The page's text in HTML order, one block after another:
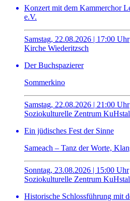
Konzert mit dem Kammerchor
e.V.
Samstag, 22.08.2026 | 17:00 Uhr
Kirche Wiederitzsch
Der Buchspazierer
Sommerkino
Samstag, 22.08.2026 | 21:00 Uhr
Soziokulturelle Zentrum
Ein jüdisches Fest der Sinne
Sameach – Tanz der Worte,
Sonntag, 23.08.2026 | 15:00 Uhr
Soziokulturelle Zentrum
Historische Schlossführung mit